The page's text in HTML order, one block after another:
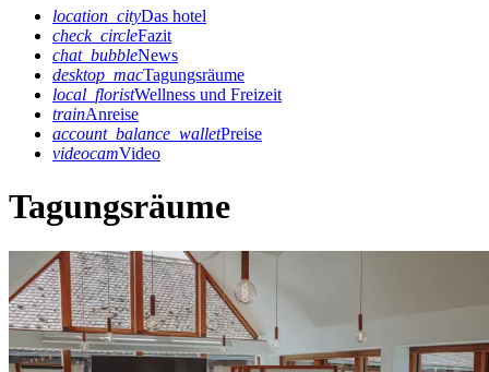
location_cityDas hotel
check_circleFazit
chat_bubbleNews
desktop_macTagungsräume
local_floristWellness und Freizeit
trainAnreise
account_balance_walletPreise
videocamVideo
Tagungsräume